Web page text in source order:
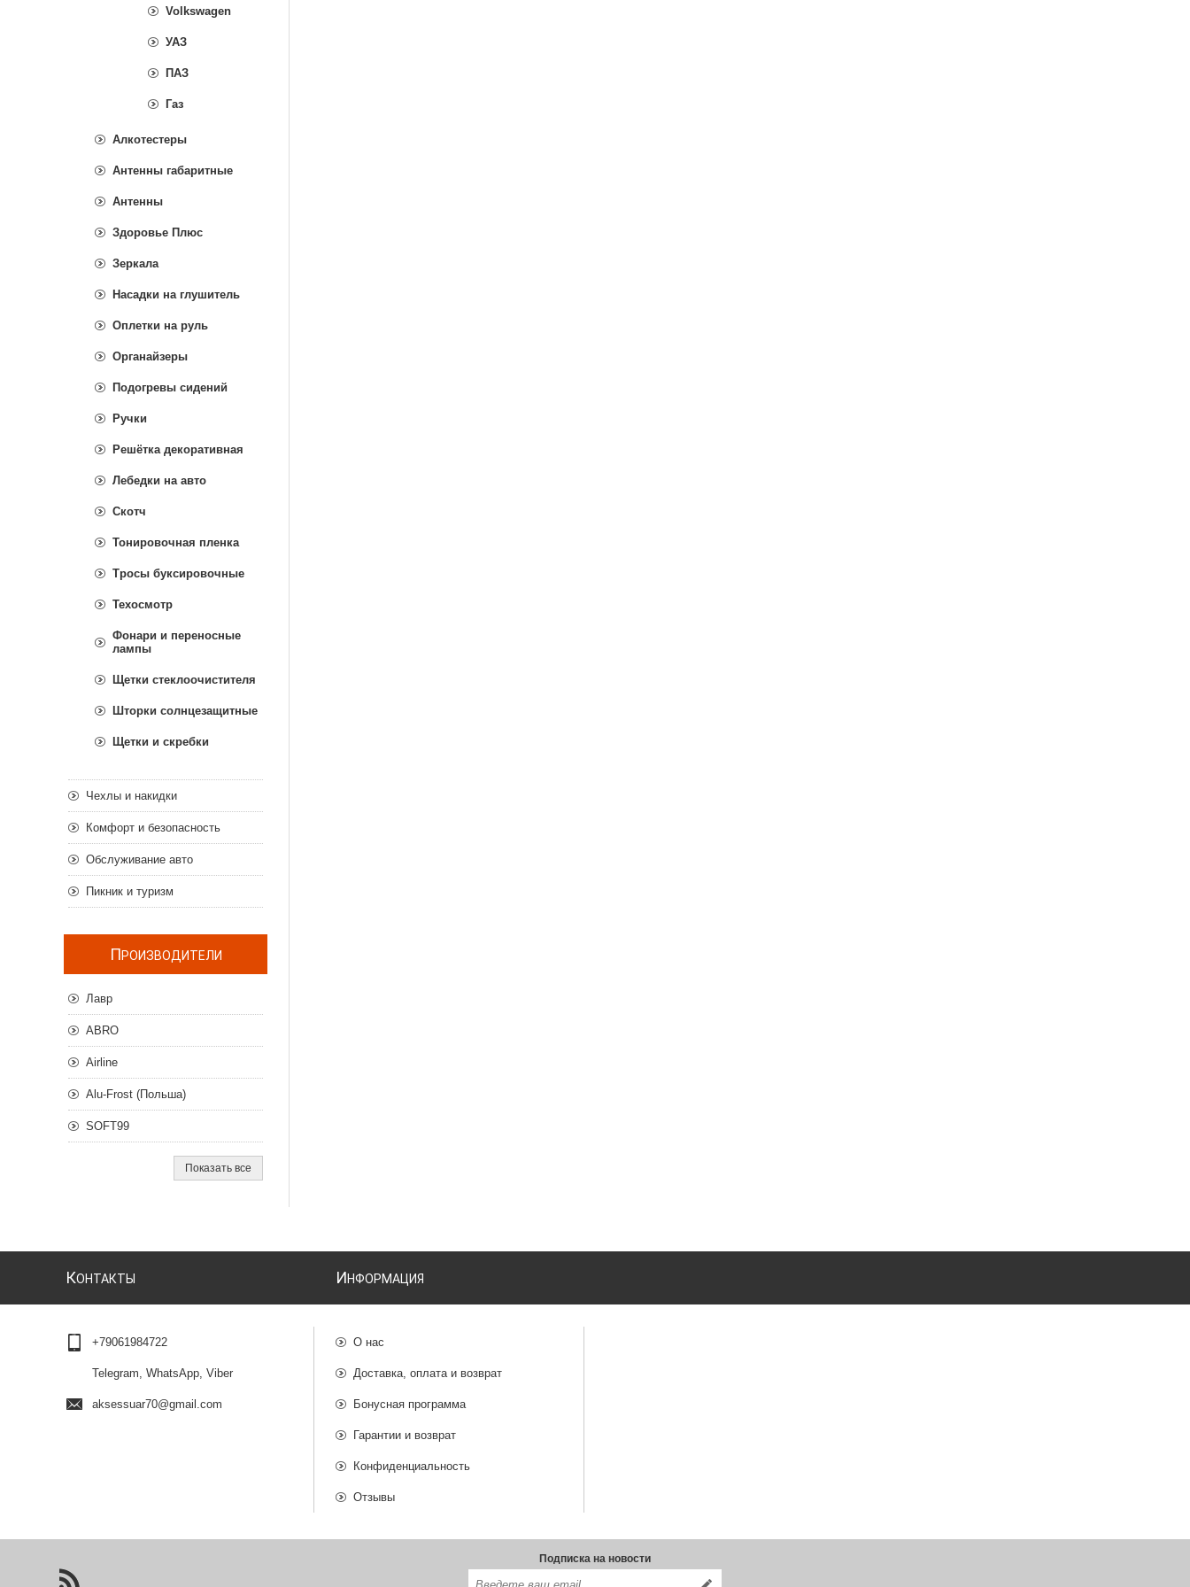
Volkswagen
УАЗ
ПАЗ
Газ
Алкотестеры
Антенны габаритные
Антенны
Здоровье Плюс
Зеркала
Насадки на глушитель
Оплетки на руль
Органайзеры
Подогревы сидений
Ручки
Решётка декоративная
Лебедки на авто
Скотч
Тонировочная пленка
Тросы буксировочные
Техосмотр
Фонари и переносные
лампы
Щетки стеклоочистителя
Шторки солнцезащитные
Щетки и скребки
Чехлы и накидки
Комфорт и безопасность
Обслуживание авто
Пикник и туризм
ПРОИЗВОДИТЕЛИ
Лавр
ABRO
Airline
Alu-Frost (Польша)
SOFT99
Показать все
КОНТАКТЫ
+79061984722
Telegram, WhatsApp, Viber
aksessuar70@gmail.com
ИНФОРМАЦИЯ
О нас
Доставка, оплата и возврат
Бонусная программа
Гарантии и возврат
Конфиденциальность
Отзывы
Подписка на новости